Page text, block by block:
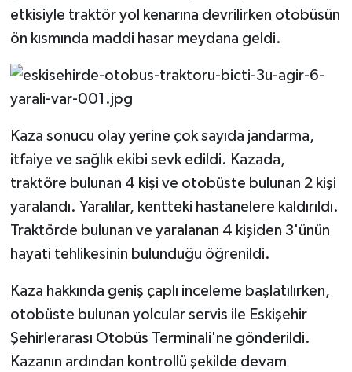
etkisiyle traktör yol kenarına devrilirken otobüsün
ön kısmında maddi hasar meydana geldi.
Kaza sonucu olay yerine çok sayıda jandarma,
itfaiye ve sağlık ekibi sevk edildi. Kazada,
traktöre bulunan 4 kişi ve otobüste bulunan 2 kişi
yaralandı. Yaralılar, kentteki hastanelere kaldırıldı.
Traktörde bulunan ve yaralanan 4 kişiden 3'ünün
hayati tehlikesinin bulunduğu öğrenildi.
Kaza hakkında geniş çaplı inceleme başlatılırken,
otobüste bulunan yolcular servis ile Eskişehir
Şehirlerarası Otobüs Terminali'ne gönderildi.
Kazanın ardından kontrollü şekilde devam